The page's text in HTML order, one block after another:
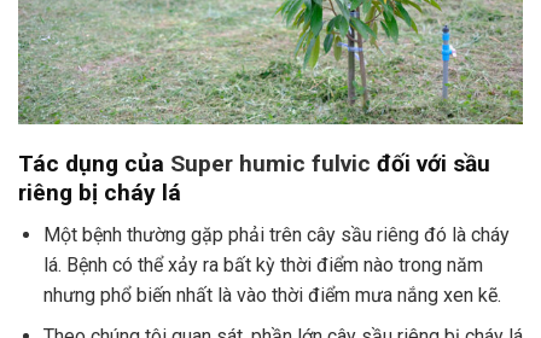
Tác dụng của Super humic fulvic đối với sầu
riêng bị cháy lá
Một bệnh thường gặp phải trên cây sầu riêng đó là cháy
lá. Bệnh có thể xảy ra bất kỳ thời điểm nào trong năm
nhưng phổ biến nhất là vào thời điểm mưa nắng xen kẽ.